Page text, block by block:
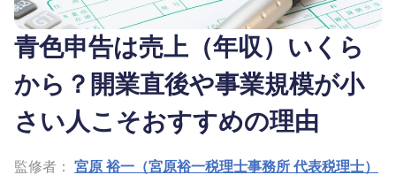
青色申告は売上（年収）いくら
から？開業直後や事業規模が小
さい人こそおすすめの理由
監修者： 宮原 裕一（宮原裕一税理士事務所 代表税理士）